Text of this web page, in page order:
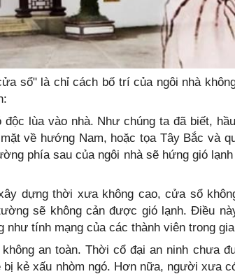
sổ" là chỉ cách bố trí của ngôi nhà
lùa vào nhà. Như chúng ta đã biết,
về hướng Nam, hoặc tọa Tây Bắc và
phía sau của ngôi nhà sẽ hứng gió
dựng thời xưa không cao, cửa sổ
sẽ không cản được gió lạnh. Điều
như tính mạng của các thành viên trong
an toàn. Thời cổ đại an ninh chưa
bị kẻ xấu nhòm ngó. Hơn nữa, người xưa